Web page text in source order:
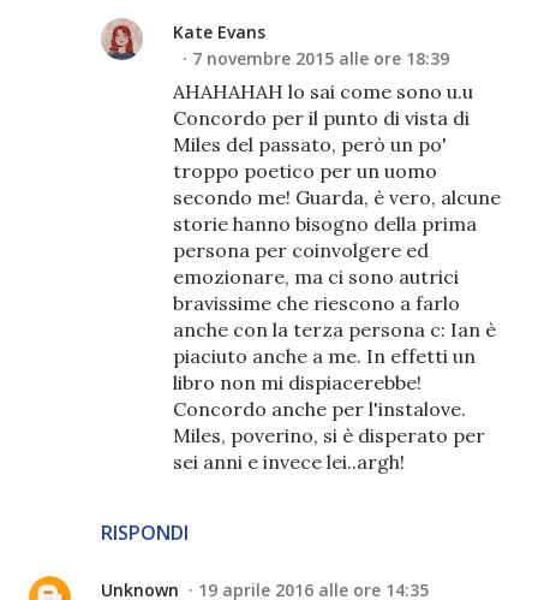
RISPONDI
Kate Evans
7 novembre 2015 alle ore 18:39
AHAHAHAH lo sai come sono u.u
Concordo per il punto di vista di
Miles del passato, però un po'
troppo poetico per un uomo
secondo me! Guarda, è vero, alcune
storie hanno bisogno della prima
persona per coinvolgere ed
emozionare, ma ci sono autrici
bravissime che riescono a farlo
anche con la terza persona c: Ian è
piaciuto anche a me. In effetti un
libro non mi dispiacerebbe!
Concordo anche per l'instalove.
Miles, poverino, si è disperato per
sei anni e invece lei..argh!
Unknown 19 aprile 2016 alle ore 14:35